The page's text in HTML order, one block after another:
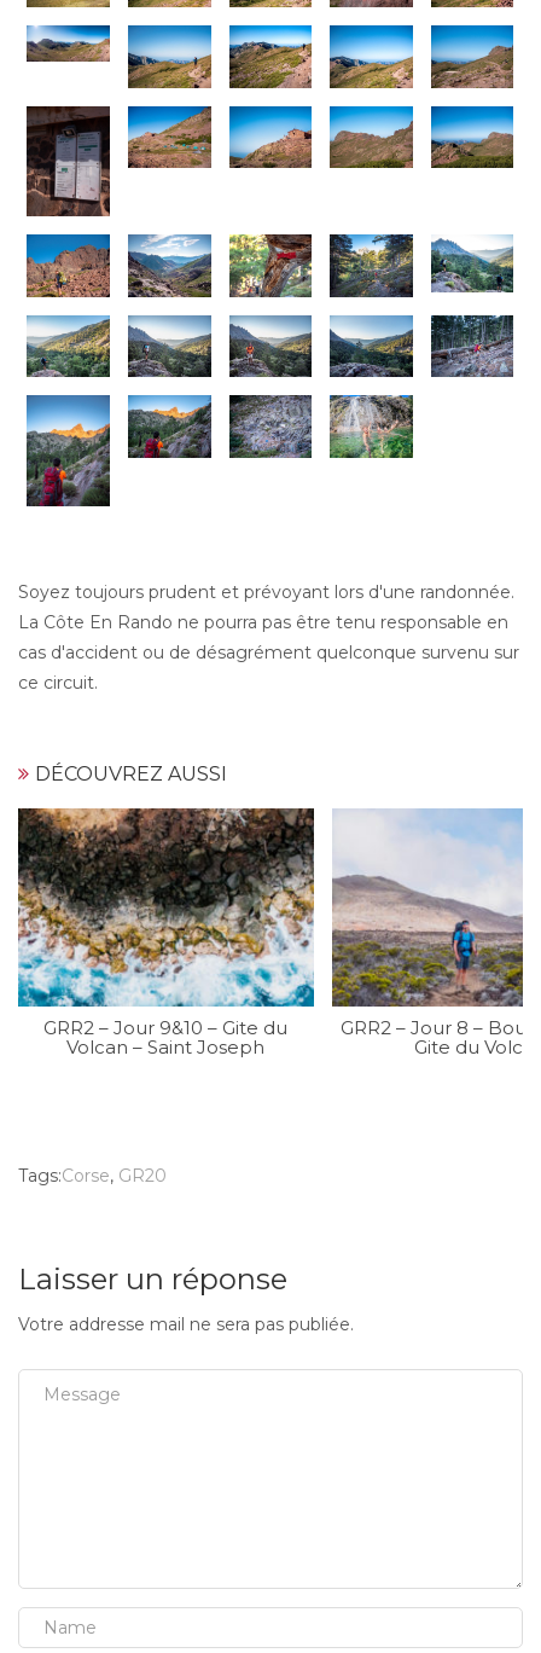
Soyez toujours prudent et prévoyant lors d'une randonnée.
La Côte En Rando ne pourra pas être tenu responsable en
cas d'accident ou de désagrément quelconque survenu sur
ce circuit.
DÉCOUVREZ AUSSI
GRR2 – Jour 9&10 – Gite du
Volcan – Saint Joseph
GRR2 – Jour 8 –
Gite du
Tags:Corse, GR20
Laisser un réponse
Votre addresse mail ne sera pas publiée.